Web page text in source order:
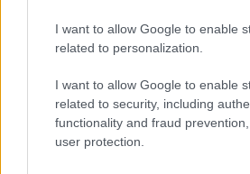
I want to allow Google to enable
related to personalization.
I want to allow Google to enable
related to security, including
functionality and fraud
user protection.